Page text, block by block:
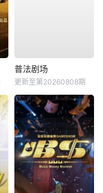
普法剧场
更新至第20260808期